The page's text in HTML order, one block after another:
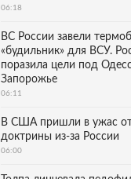
06:18
ВС России завели
«будильник» для ВСУ.
поразила цели под
Запорожье
06:11
В США пришли в ужас
доктрины из-за России
06:00